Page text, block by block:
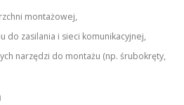
montażowej,
do zasilania i sieci komunikacyjnej,
narzędzi do montażu (np. śrubokręty,